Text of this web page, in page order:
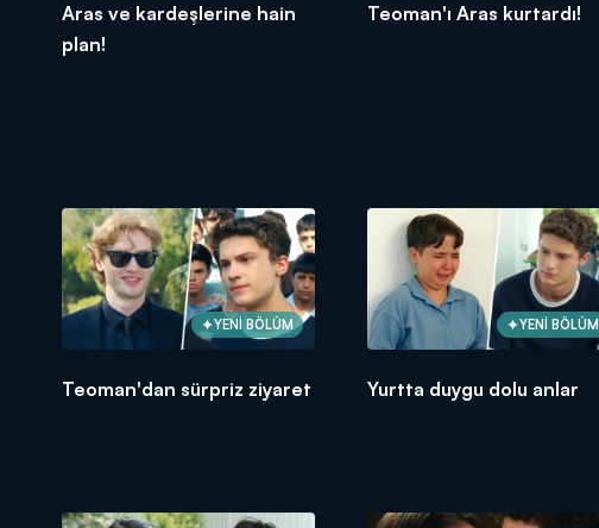
Aras ve kardeşlerine hain
plan!
Teoman'ı Aras kurtardı!
YENİ BÖLÜM
Teoman'dan sürpriz ziyaret
YENİ BÖLÜM
Yurtta duygu dolu anlar